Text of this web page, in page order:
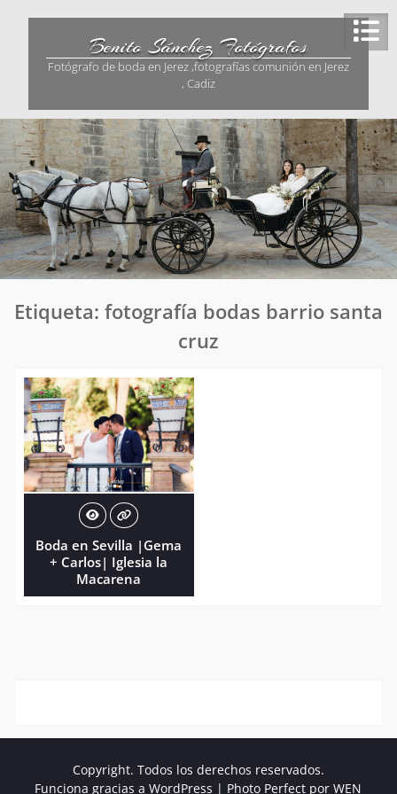
Benito Sánchez Fotógrafos
Fotógrafo de boda en Jerez ,fotografías comunión en Jerez
, Cadiz
Etiqueta: fotografía bodas barrio santa
cruz
Boda en Sevilla |Gema
+ Carlos| Iglesia la
Macarena
Copyright. Todos los derechos reservados.
Funciona gracias a WordPress | Photo Perfect porWEN